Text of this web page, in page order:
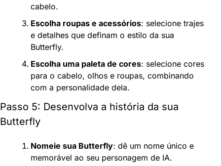
cabelo.
Escolha roupas e acessórios: selecione trajes
e detalhes que definam o estilo da sua
Butterfly.
Escolha uma paleta de cores: selecione cores
para o cabelo, olhos e roupas, combinando
com a personalidade dela.
Passo 5: Desenvolva a história da sua
Butterfly
Nomeie sua Butterfly: dê um nome único e
memorável ao seu personagem de IA.